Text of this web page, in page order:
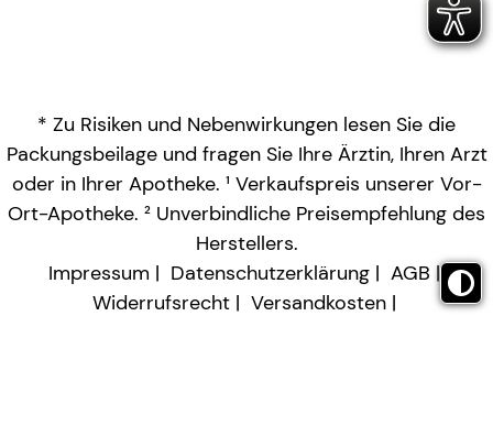
* Zu Risiken und Nebenwirkungen lesen Sie die
Packungsbeilage und fragen Sie Ihre Ärztin, Ihren Arzt
oder in Ihrer Apotheke. ¹ Verkaufspreis unserer Vor-
Ort-Apotheke. ² Unverbindliche Preisempfehlung des
Herstellers.
Impressum
Datenschutzerklärung
AGB
Widerrufsrecht
Versandkosten